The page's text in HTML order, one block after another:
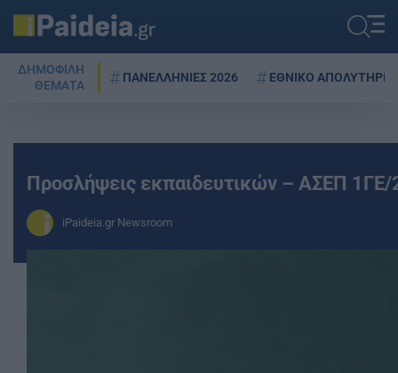
ΔΗΜΟΦΙΛΗ
ΘΕΜΑΤΑ
ΠΑΝΕΛΛΗΝΙΕΣ 2026 ΕΘΝΙΚΟ ΑΠΟΛΥΤΗΡΙΟ
Προσλήψεις εκπαιδευτικών – ΑΣΕΠ 1ΓΕ/
iPaideia.gr Newsroom